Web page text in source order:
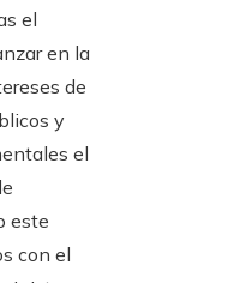
el
en la
de
y
el
este
con el